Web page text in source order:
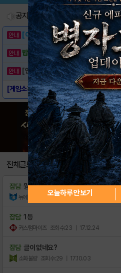
공지사항
[이벤트] 웃음으로 매일매일 해피! 유
밥알이의 헝앱통신 ⑲ “밥알이, 드디어
[안내] 헝그리앱 필수 상식! 밥알 획득
[게임소개] - 고스톱 A+ : 무료맞고게임
전체글보기
잡담 뭥미?
뉴에이스당 조회수:28 | 19.04.24
잡담 1등
커스텀마이즈 조회수:23 | 17.12.24
잡담 글이 없네요?
소화불량 조회수:29 | 17.10.03
오늘하루 안보기